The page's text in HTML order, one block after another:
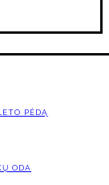
PĖDĄ
ODA